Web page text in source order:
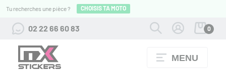
Tu recherches une pièce ? CHOISIS TA MOTO
02 22 66 60 83 0
MENU
ALPINESTARS 27 : FLOCAGE OFFERT POUR L'ACHAT D'UNE